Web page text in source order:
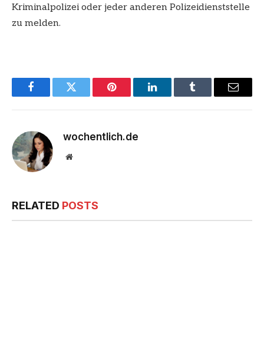
Kriminalpolizei oder jeder anderen Polizeidienststelle
zu melden.
FacebookTwitter Pinterest LinkedInTumblr Email
wochentlich.de
Website
RELATED POSTS